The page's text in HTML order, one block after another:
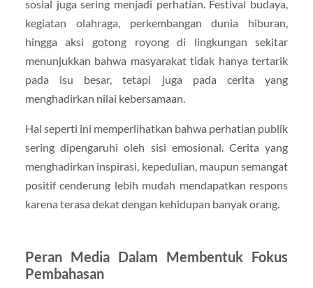
sosial juga sering menjadi perhatian. Festival budaya,
kegiatan olahraga, perkembangan dunia hiburan,
hingga aksi gotong royong di lingkungan sekitar
menunjukkan bahwa masyarakat tidak hanya tertarik
pada isu besar, tetapi juga pada cerita yang
menghadirkan nilai kebersamaan.
Hal seperti ini memperlihatkan bahwa perhatian publik
sering dipengaruhi oleh sisi emosional. Cerita yang
menghadirkan inspirasi, kepedulian, maupun semangat
positif cenderung lebih mudah mendapatkan respons
karena terasa dekat dengan kehidupan banyak orang.
Peran Media Dalam Membentuk Fokus
Pembahasan